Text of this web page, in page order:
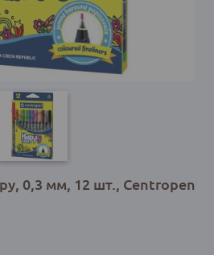
0,3 мм, 12 шт., Centropen